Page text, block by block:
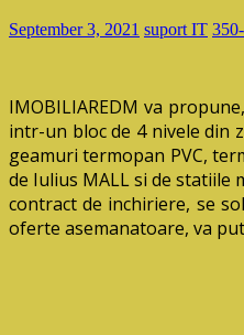
September 3, 2021 suport IT
IMOBILIAREDM va
intr-un bloc de 4 nivele din
geamuri termopan PVC,
de Iulius MALL si de statiile
contract de inchiriere, se
oferte asemanatoare, va